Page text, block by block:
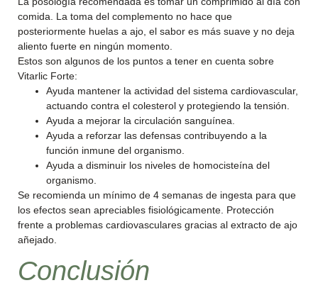
comida. La toma del complemento no hace que
posteriormente huelas a ajo, el sabor es más suave y no deja
aliento fuerte en ningún momento.
Estos son algunos de los puntos a tener en cuenta sobre
Vitarlic Forte:
Ayuda mantener la actividad del sistema cardiovascular,
actuando contra el colesterol y protegiendo la tensión.
Ayuda a mejorar la circulación sanguínea.
Ayuda a reforzar las defensas contribuyendo a la
función inmune del organismo.
Ayuda a disminuir los niveles de homocisteína del
organismo.
Se recomienda un mínimo de 4 semanas de ingesta para que
los efectos sean apreciables fisiológicamente. Protección
frente a problemas cardiovasculares gracias al extracto de ajo
añejado.
Conclusión